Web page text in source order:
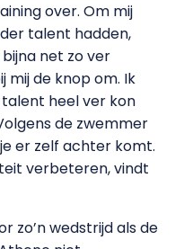
over. Om mij
talent hadden,
net zo ver
mij de knop om. Ik
heel ver kon
de zwemmer
er zelf achter komt.
verbeteren, vindt
zo’n wedstrijd als de